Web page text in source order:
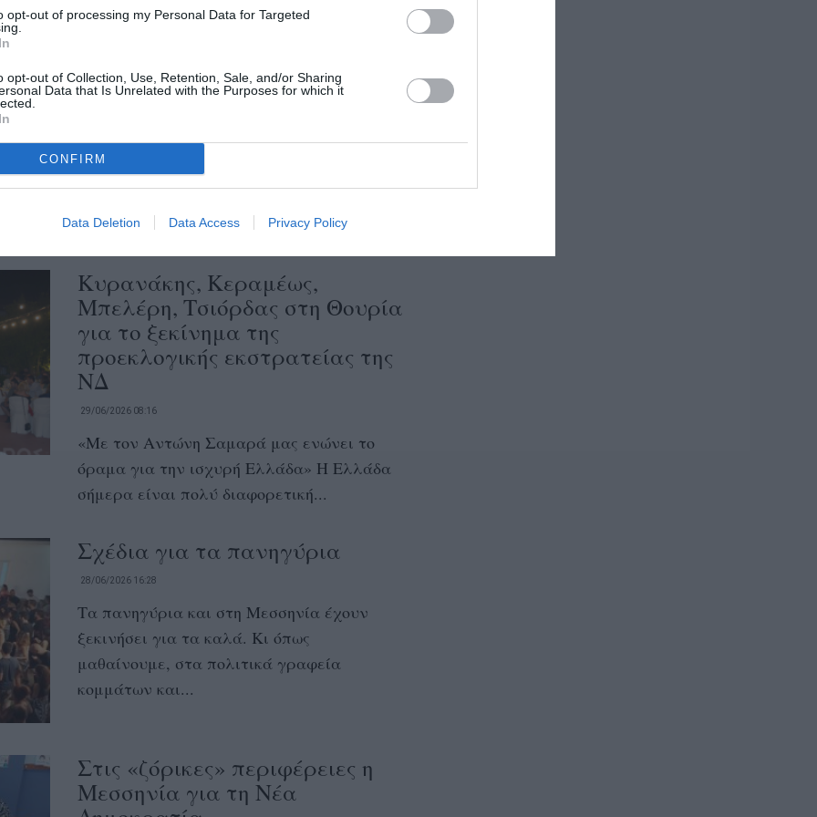
opt-out of processing my Personal Data for Targeted
opt-out of Collection, Use, Retention, Sale, and/or Sharing
Data that Is Unrelated with the Purposes for which it
CONFIRM
Data Deletion Data Access Privacy Policy
εκλέγονται δήμαρχοι και
29/06/2026 13:57
Πέρασε από τη Βουλή ο νέος Κώδικας
την ολομέλεια της Βουλής ο νέος Κώδικας...
Κυρανάκης, Κεραμέως,
Μπελέρη, Τσιόρδας στη Θουρία
για το ξεκίνημα της
προεκλογικής εκστρατείας της
ΝΔ
29/06/2026 08:16
«Με τον Αντώνη Σαμαρά μας ενώνει το
όραμα για την ισχυρή Ελλάδα» Η Ελλάδα
σήμερα είναι πολύ διαφορετική...
Σχέδια για τα πανηγύρια
28/06/2026 16:28
Τα πανηγύρια και στη Μεσσηνία έχουν
ξεκινήσει για τα καλά. Κι όπως
μαθαίνουμε, στα πολιτικά γραφεία
κομμάτων και...
Στις «ζόρικες» περιφέρειες η
Μεσσηνία για τη Νέα